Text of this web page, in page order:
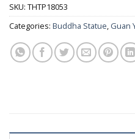
SKU: THTP18053
Categories: Buddha Statue Guan